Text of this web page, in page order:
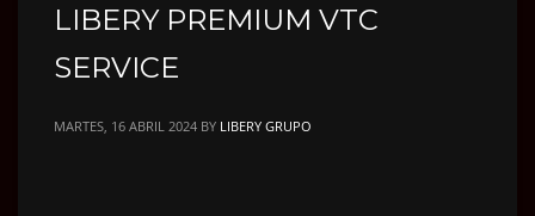
LIBERY PREMIUM VTC
SERVICE
MARTES, 16 ABRIL 2024 BY LIBERY GRUPO